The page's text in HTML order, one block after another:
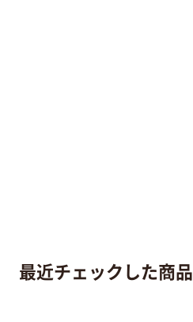
最近チェックした商品